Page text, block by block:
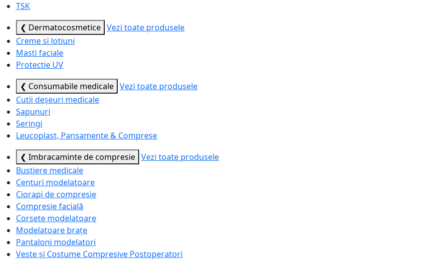
TSK
❮ Dermatocosmetice Vezi toate produsele
Creme si lotiuni
Masti faciale
Protectie UV
❮ Consumabile medicale Vezi toate produsele
Cutii deșeuri medicale
Sapunuri
Seringi
Leucoplast, Pansamente & Comprese
❮ Imbracaminte de compresie Vezi toate produsele
Bustiere medicale
Centuri modelatoare
Ciorapi de compresie
Compresie facială
Corsete modelatoare
Modelatoare brațe
Pantaloni modelatori
Veste și Costume Compresive Postoperatori